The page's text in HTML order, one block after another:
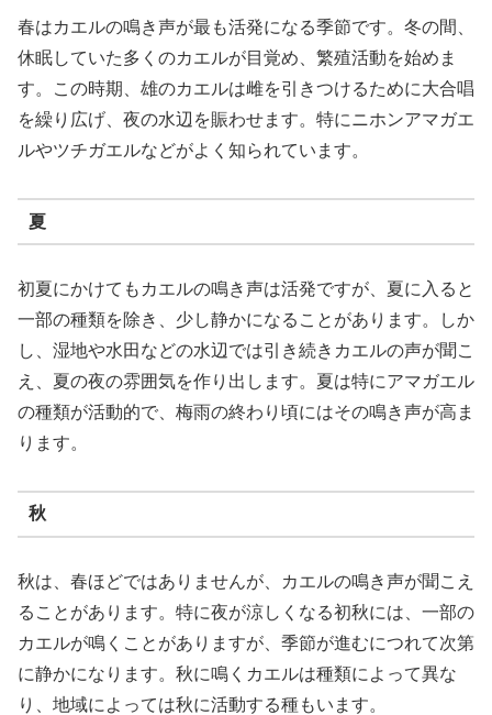
春はカエルの鳴き声が最も活発になる季節です。冬の間、
休眠していた多くのカエルが目覚め、繁殖活動を始めま
す。この時期、雄のカエルは雌を引きつけるために大合唱
を繰り広げ、夜の水辺を賑わせます。特にニホンアマガエ
ルやツチガエルなどがよく知られています。
夏
初夏にかけてもカエルの鳴き声は活発ですが、夏に入ると
一部の種類を除き、少し静かになることがあります。しか
し、湿地や水田などの水辺では引き続きカエルの声が聞こ
え、夏の夜の雰囲気を作り出します。夏は特にアマガエル
の種類が活動的で、梅雨の終わり頃にはその鳴き声が高ま
ります。
秋
秋は、春ほどではありませんが、カエルの鳴き声が聞こえ
ることがあります。特に夜が涼しくなる初秋には、一部の
カエルが鳴くことがありますが、季節が進むにつれて次第
に静かになります。秋に鳴くカエルは種類によって異な
り、地域によっては秋に活動する種もいます。